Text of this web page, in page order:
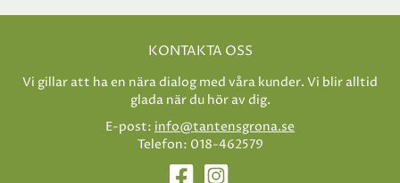
KONTAKTA OSS
Vi gillar att ha en nära dialog med våra kunder. Vi blir alltid
glada när du hör av dig.
E-post: info@tantensgrona.se
Telefon: 018-462579